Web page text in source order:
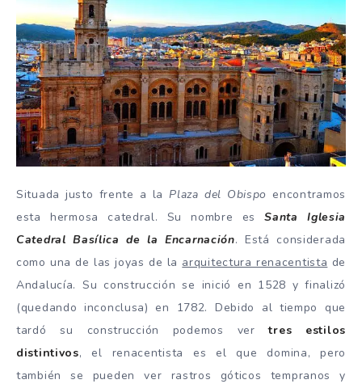
Situada justo frente a laPlaza del Obispo encontramos
esta hermosa catedral. Su nombre esSanta Iglesia
Catedral Basílica de la Encarnación. Está considerada
como una de las joyas de la arquitectura renacentista de
Andalucía. Su construcción se inició en 1528 y finalizó
(quedando inconclusa) en 1782. Debido al tiempo que
tardó su construcción podemos vertres estilos
distintivos, el renacentista es el que domina, pero
también se pueden ver rastros góticos tempranos y